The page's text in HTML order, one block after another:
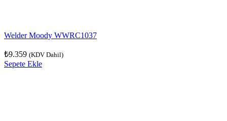
Welder Moody WWRC1037
₺9.359 (KDV Dahil)
Sepete Ekle